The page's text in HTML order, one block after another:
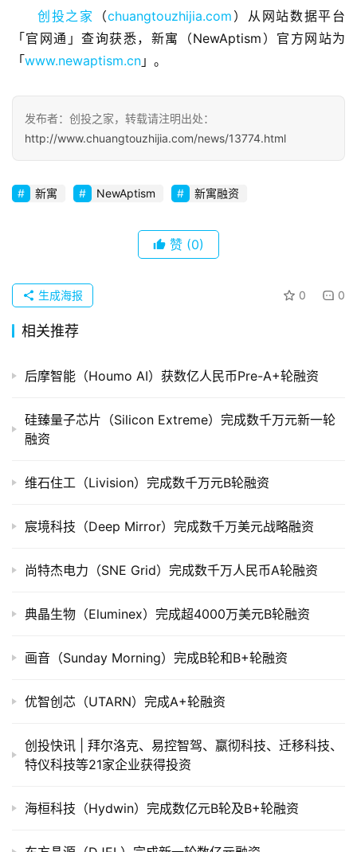
商
察
创
企
牌
发
布
并
组
司
市
创
数
业
学
创投之家 （chuangtouzhijia.com ）从网站数据平台
「官网通」查询获悉，新寓（NewAptism）官方网站为
「www.newaptism.cn 」。
发布者：创投之家，转载请注明出处：
http://www.chuangtouzhijia.com/news/13774.html
新寓 NewAptism 新寓融资
赞 (0)
0 0
生成海报
相关推荐
后摩智能（Houmo AI）获数亿人民币Pre-A+轮融资
硅臻量子芯片（Silicon Extreme）完成数千万元新一轮
融资
维石住工（Livision）完成数千万元B轮融资
宸境科技（Deep Mirror）完成数千万美元战略融资
尚特杰电力（SNE Grid）完成数千万人民币A轮融资
典晶生物（Eluminex）完成超4000万美元B轮融资
画音（Sunday Morning）完成B轮和B+轮融资
优智创芯（UTARN）完成A+轮融资
创投快讯 | 拜尔洛克、​易控智驾、嬴彻科技、迁移科技、
特仪科技等21家企业获得投资
海桓科技（Hydwin）完成数亿元B轮及B+轮融资